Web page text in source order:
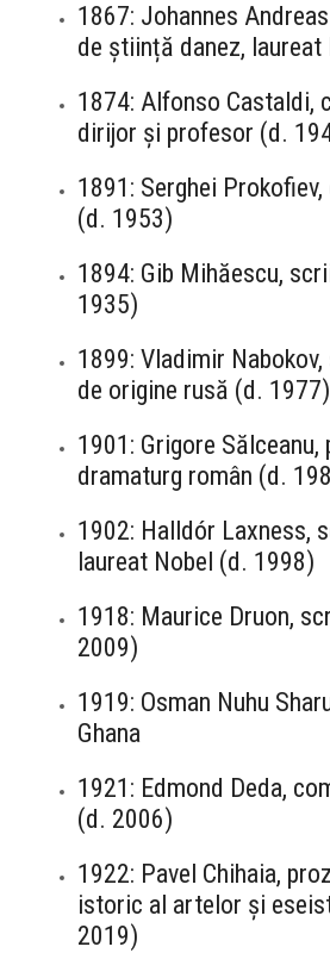
1867: Johannes
de știință danez,
1874: Alfonso Castaldi,
dirijor și profesor (d.
1891: Serghei
(d. 1953)
1894: Gib Mihăescu,
1935)
1899: Vladimir
de origine rusă (d. 1977)
1901: Grigore Sălceanu,
dramaturg român (d.
1902: Halldór Laxness,
laureat Nobel (d. 1998)
1918: Maurice Druon,
2009)
1919: Osman Nuhu
Ghana
1921: Edmond Deda,
(d. 2006)
1922: Pavel Chihaia,
istoric al artelor și
2019)